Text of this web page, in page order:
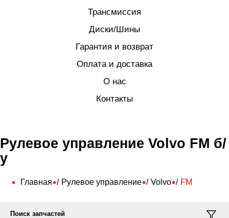
Трансмиссия
Диски/Шины
Гарантия и возврат
Оплата и доставка
О нас
Контакты
Рулевое управление Volvo FM б/
у
Главная Рулевое управление Volvo FM
Поиск запчастей